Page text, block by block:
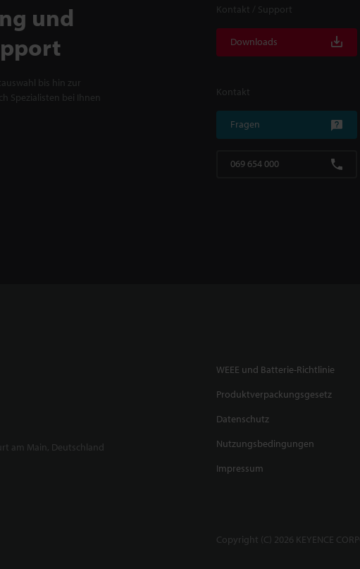
und
bis hin zur
Spezialisten bei Ihnen
Kontakt / Support
Downloads
Kontakt
Fragen
069 654 000
am Main, Deutschland
WEEE und Batterie-Richtlinie
Produktverpackungsgesetz
Datenschutz
Nutzungsbedingungen
Impressum
Copyright (C) 2026 KEYENCE